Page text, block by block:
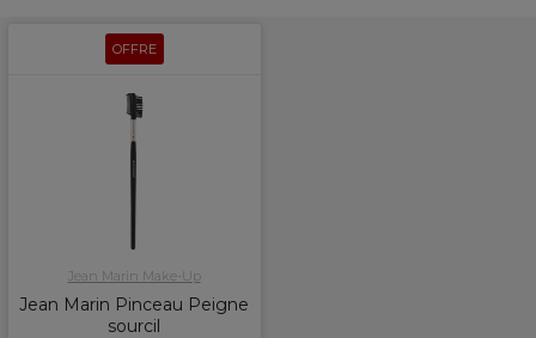
OFFRE
Jean Marin Make-Up
Jean Marin Pinceau Peigne
sourcil